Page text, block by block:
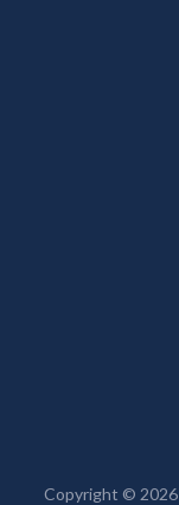
Copyright © 2026